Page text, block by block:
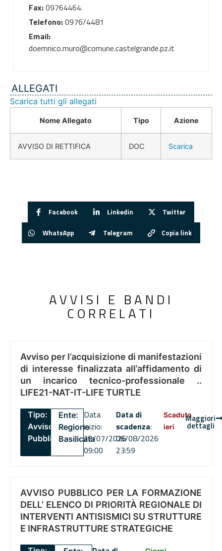
Fax:09764464
Telefono:0976/4481
Email:
doemnico.muro@comune.castelgrande.pz.it
ALLEGATI
Scarica tutti gli allegati
Nome Allegato Tipo Azione
AVVISO DI RETTIFICA DOC Scarica
Facebook Linkedin Twitter
WhatsApp Telegram Copia link
AVVISI E BANDI
CORRELATI
Avviso per l’acquisizione di manifestazioni
di interesse finalizzata all’affidamento di
un incarico tecnico-professionale ..
LIFE21-NAT-IT-LIFE TURTLE
Tipo:
Avviso
Pubblico
Ente:
Regione
Basilicata
Data
inizio:
22/07/2026
09:00
Data di
scadenza:
06/08/2026
23:59
Scaduto
ieri
Maggiori
dettagli
AVVISO PUBBLICO PER LA FORMAZIONE
DELL’ ELENCO DI PRIORITÀ REGIONALE DI
INTERVENTI ANTISISMICI SU STRUTTURE
E INFRASTRUTTURE STRATEGICHE